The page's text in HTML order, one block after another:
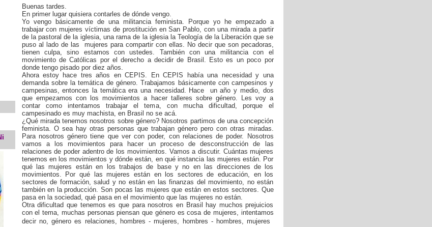
Buenas tardes.
En primer lugar quisiera contarles de dónde vengo.
Yo vengo básicamente de una militancia feminista. Porque yo he empezado a
trabajar con mujeres víctimas de prostitución en San Pablo, con una mirada a partir
de la pastoral de la iglesia, una rama de la iglesia la Teología de la Liberación que se
puso al lado de las mujeres para compartir con ellas. No decir que son pecadoras,
tienen culpa, sino estamos con ustedes. También con una militancia con el
movimiento de Católicas por el derecho a decidir de Brasil. Esto es un poco por
donde tengo pisado por diez años.
Ahora estoy hace tres años en CEPIS. En CEPIS había una necesidad y una
demanda sobre la temática de género. Trabajamos básicamente con campesinos y
campesinas, entonces la temática era una necesidad. Hace un año y medio, dos
que empezamos con los movimientos a hacer talleres sobre género. Les voy a
contar como intentamos trabajar el tema, con mucha dificultad, porque el
campesinado es muy machista, en Brasil no se acá.
¿Qué mirada tenemos nosotros sobre género? Nosotros partimos de una concepción
feminista. O sea hay otras personas que trabajan género pero con otras miradas.
Para nosotros género tiene que ver con poder, con relaciones de poder. Nosotros
vamos a los movimientos para hacer un proceso de desconstrucción de las
relaciones de poder adentro de los movimientos. Vamos a discutir. Cuántas mujeres
tenemos en los movimientos y dónde están, en qué instancia las mujeres están. Por
qué las mujeres están en los trabajos de base y no en las direcciones de los
movimientos. Por qué las mujeres están en los sectores de educación, en los
sectores de formación, salud y no están en las finanzas del movimiento, no están
también en la producción. Son pocas las mujeres que están en estos sectores. Que
pasa en la sociedad, qué pasa en el movimiento que las mujeres no están.
Otra dificultad que tenemos es que para nosotros en Brasil hay muchos prejuicios
con el tema, muchas personas piensan que género es cosa de mujeres, intentamos
decir no, género es relaciones, hombres - mujeres, hombres - hombres, mujeres 